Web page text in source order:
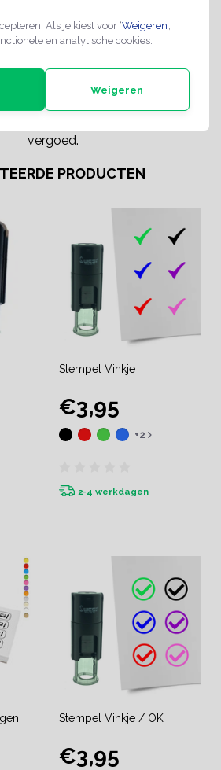
Als je kiest voor ‘Weigeren’,
en analytische cookies.
Weigeren
Zwart; Rood; Blauw; Groen;
Paars; Roze
Een standaard product met
dient wel de producten
gefrankeerd te retourneren.
vergoed.
PRODUCTEN
Stempel Vinkje
€3,95
+2
2-4 werkdagen
Stempel Vinkje / OK
€3,95